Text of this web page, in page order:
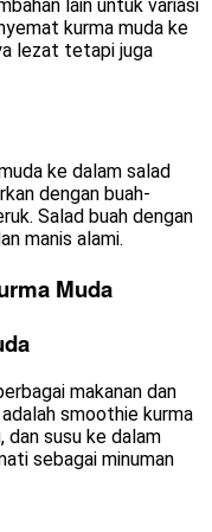
lain untuk variasi
kurma muda ke
lezat tetapi juga
ke dalam salad
dengan buah-
Salad buah dengan
manis alami.
Muda
makanan dan
smoothie kurma
dan susu ke dalam
sebagai minuman